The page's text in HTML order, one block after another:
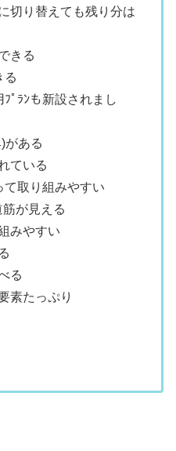
切り替えても残り分は
きる
る
ﾟﾗﾝも新設されまし
がある
ている
て取り組みやすい
筋が見える
みやすい
る
素たっぷり